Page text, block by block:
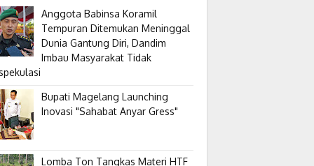
Anggota Babinsa Koramil
Tempuran Ditemukan Meninggal
Dunia Gantung Diri, Dandim
Imbau Masyarakat Tidak
Bupati Magelang Launching
Inovasi "Sahabat Anyar Gress"
Lomba Ton Tangkas Materi HTF